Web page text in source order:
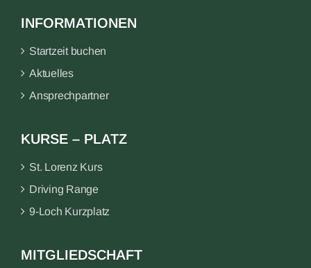
INFORMATIONEN
Startzeit buchen
Aktuelles
Ansprechpartner
KURSE – PLATZ
St. Lorenz Kurs
Driving Range
9-Loch Kurzplatz
MITGLIEDSCHAFT